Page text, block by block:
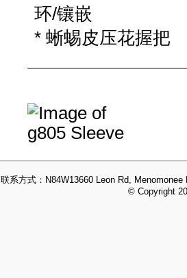
环/镶嵌
* 蜥蜴皮压花握把
联系方式： N84W13660 Leon Rd,
© Copyright